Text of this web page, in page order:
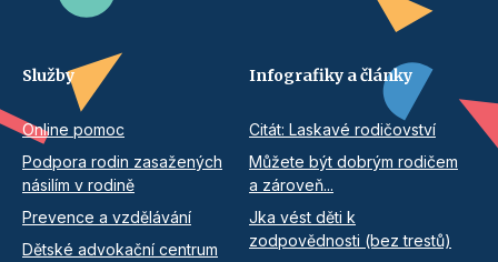
Služby
Online pomoc
Podpora rodin zasažených
násilím v rodině
Prevence a vzdělávání
Dětské advokační centrum
Infografiky a články
Citát: Laskavé rodičovství
Můžete být dobrým rodičem
a zároveň...
Jka vést děti k
zodpovědnosti (bez trestů)